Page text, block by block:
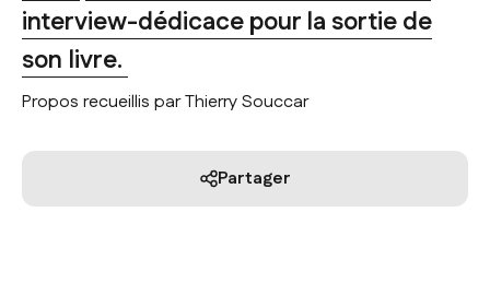
interview-dédicace pour la sortie de
son livre.
Propos recueillis par Thierry Souccar
Partager